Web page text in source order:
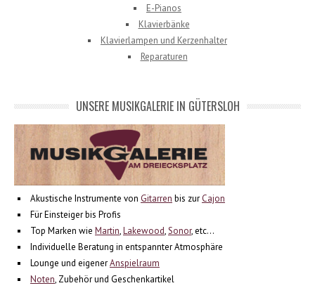
E-Pianos
Klavierbänke
Klavierlampen und Kerzenhalter
Reparaturen
UNSERE MUSIKGALERIE IN GÜTERSLOH
Akustische Instrumente von Gitarren bis zur Cajon
Für Einsteiger bis Profis
Top Marken wie Martin,Lakewood,Sonor, etc...
Individuelle Beratung in entspannter Atmosphäre
Lounge und eigenerAnspielraum
Noten, Zubehör und Geschenkartikel